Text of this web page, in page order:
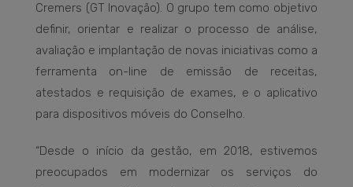
Cremers (GT Inovação). O grupo tem como objetivo
definir, orientar e realizar o processo de análise,
avaliação e implantação de novas iniciativas como a
ferramenta on-line de emissão de receitas,
atestados e requisição de exames, e o aplicativo
para dispositivos móveis do Conselho.
“Desde o início da gestão, em 2018, estivemos
preocupados em modernizar os serviços do